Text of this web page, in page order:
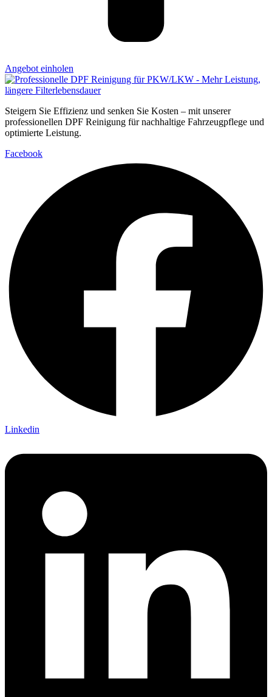
Angebot einholen
Steigern Sie Effizienz und senken Sie Kosten – mit unserer
professionellen DPF Reinigung für nachhaltige Fahrzeugpflege und
optimierte Leistung.
Facebook
Linkedin